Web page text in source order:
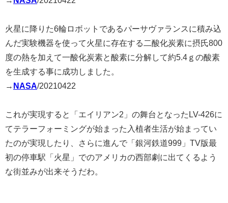
火星に降りた6輪ロボットであるパーサヴァランスに積み込
んだ実験機器を使って火星に存在する二酸化炭素に摂氏800
度の熱を加えて一酸化炭素と酸素に分解して約5.4ｇの酸素
を生成する事に成功しました。
→ NASA/20210422
これが実現すると「エイリアン2」の舞台となったLV-426に
てテラーフォーミングが始まった入植者生活が始まってい
たのが実現したり、さらに進んで「銀河鉄道999」TV版最
初の停車駅「火星」でのアメリカの西部劇に出てくるよう
な街並みが出来そうだわ。